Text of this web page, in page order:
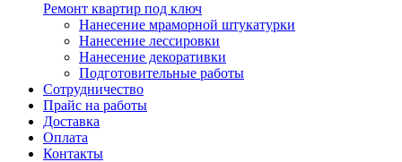
Ремонт квартир под ключ
Нанесение мраморной штукатурки
Нанесение лессировки
Нанесение декоративки
Подготовительные работы
Сотрудничество
Прайс на работы
Доставка
Оплата
Контакты